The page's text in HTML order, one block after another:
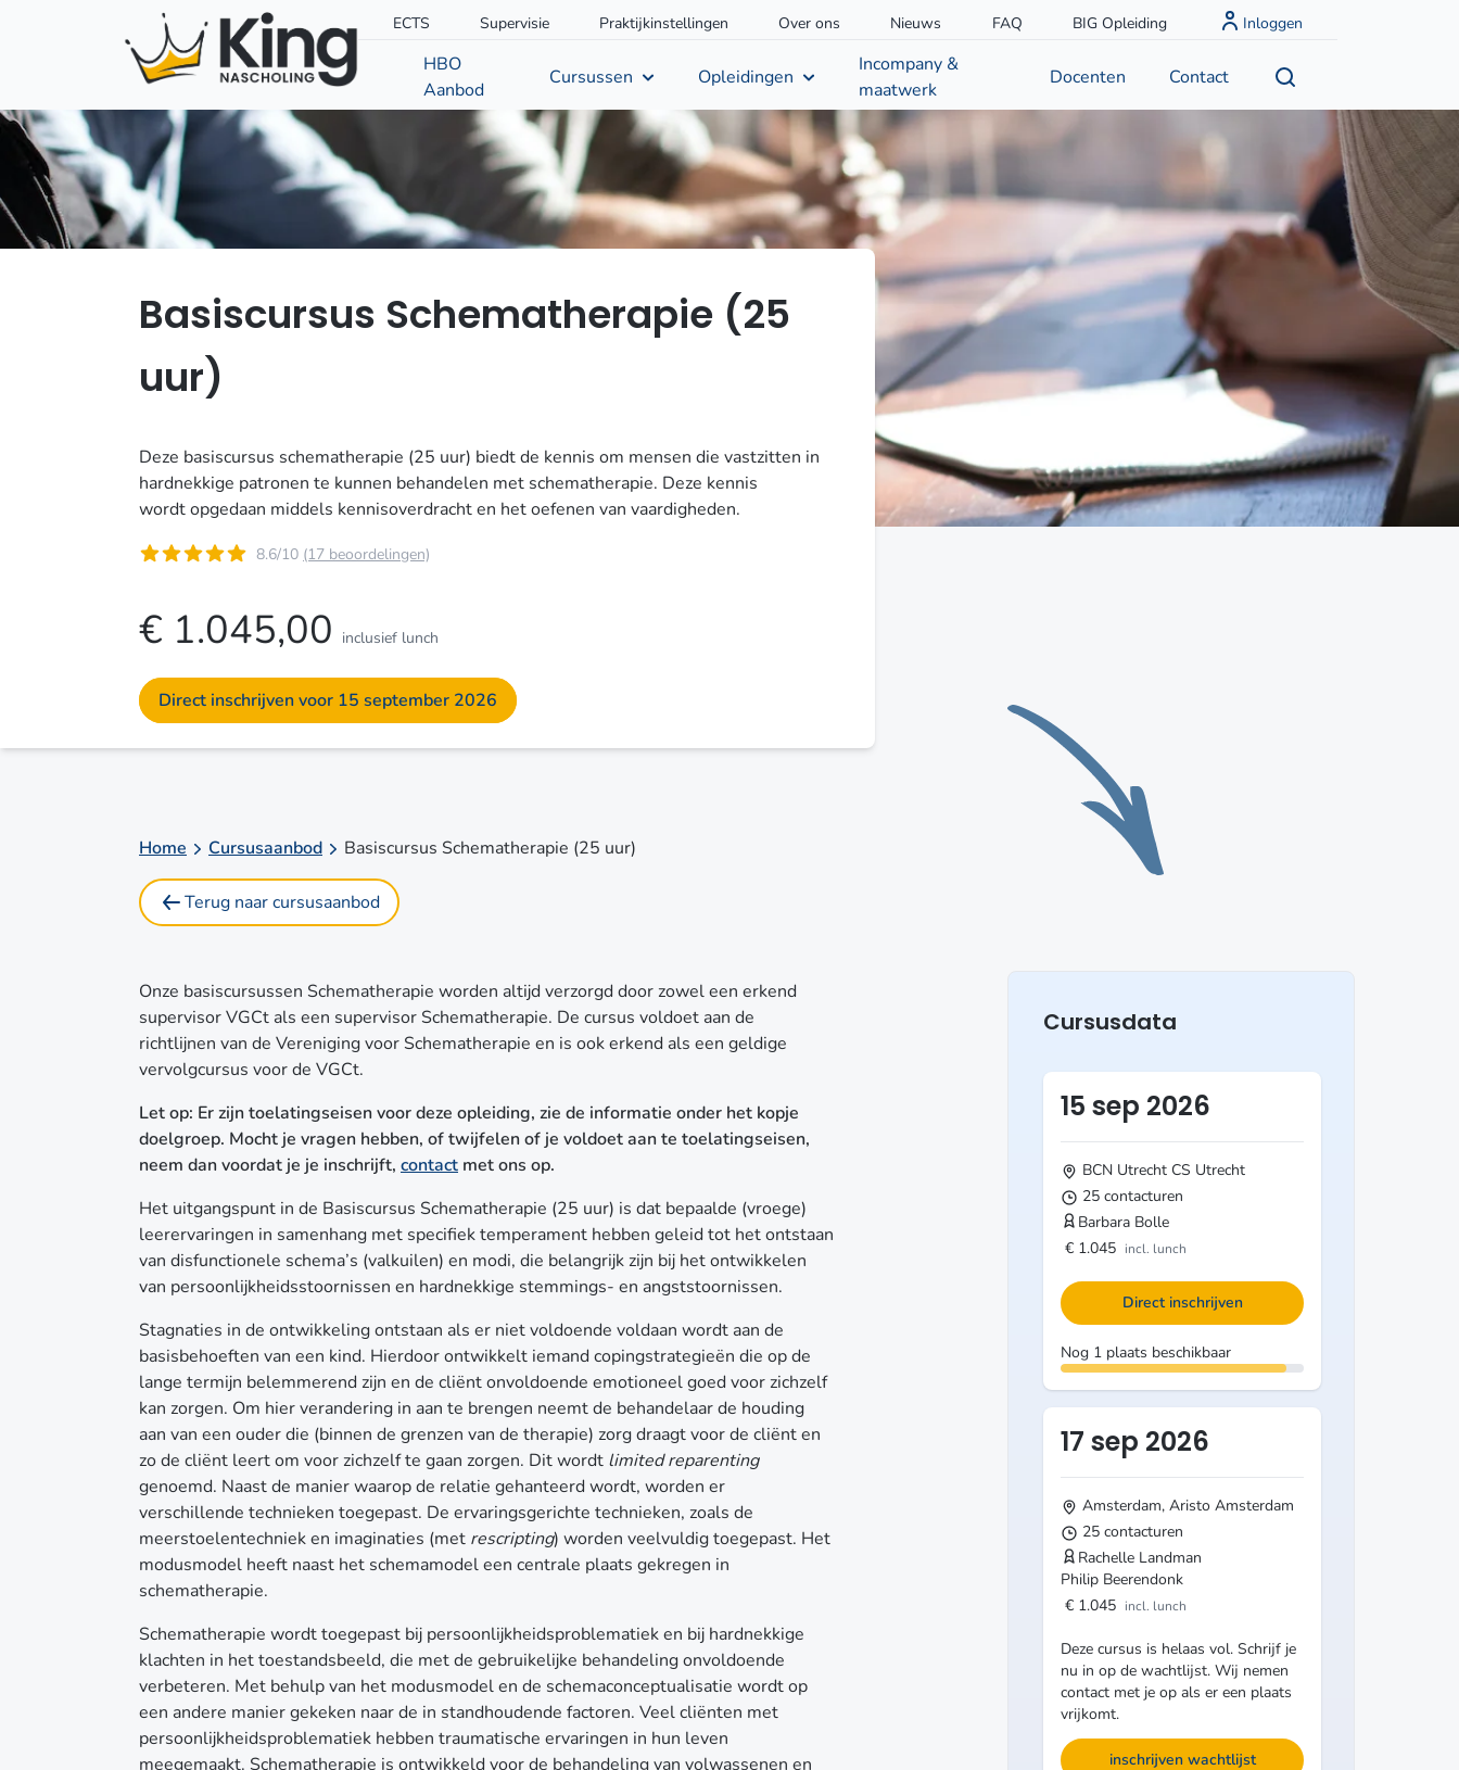
ECTS Supervisie Praktijkinstellingen Over ons Nieuws FAQ BIG Opleiding Inloggen
HBO
Aanbod
Cursussen Opleidingen
Incompany &
maatwerk
Docenten Contact
Basiscursus Schematherapie (25
uur)
Deze basiscursus schematherapie (25 uur) biedt de kennis om mensen die vastzitten in
hardnekkige patronen te kunnen behandelen met schematherapie. Deze kennis
wordt opgedaan middels kennisoverdracht en het oefenen van vaardigheden.
8.6/10 (17 beoordelingen)
€ 1.045,00 inclusief lunch
Direct inschrijven voor 15 september 2026
Home Cursusaanbod Basiscursus Schematherapie (25 uur)
Terug naar cursusaanbod
Onze basiscursussen Schematherapie worden altijd verzorgd door zowel een erkend
supervisor VGCt als een supervisor Schematherapie. De cursus voldoet aan de
richtlijnen van de Vereniging voor Schematherapie en is ook erkend als een geldige
vervolgcursus voor de VGCt.
Let op: Er zijn toelatingseisen voor deze opleiding, zie de informatie onder het kopje
doelgroep. Mocht je vragen hebben, of twijfelen of je voldoet aan te toelatingseisen,
neem dan voordat je je inschrijft, contact met ons op.
Het uitgangspunt in de Basiscursus Schematherapie (25 uur) is dat bepaalde (vroege)
leerervaringen in samenhang met specifiek temperament hebben geleid tot het ontstaan
van disfunctionele schema’s (valkuilen) en modi, die belangrijk zijn bij het ontwikkelen
van persoonlijkheidsstoornissen en hardnekkige stemmings- en angststoornissen.
Stagnaties in de ontwikkeling ontstaan als er niet voldoende voldaan wordt aan de
basisbehoeften van een kind. Hierdoor ontwikkelt iemand copingstrategieën die op de
lange termijn belemmerend zijn en de cliënt onvoldoende emotioneel goed voor zichzelf
kan zorgen. Om hier verandering in aan te brengen neemt de behandelaar de houding
aan van een ouder die (binnen de grenzen van de therapie) zorg draagt voor de cliënt en
zo de cliënt leert om voor zichzelf te gaan zorgen. Dit wordt limited reparenting
genoemd. Naast de manier waarop de relatie gehanteerd wordt, worden er
verschillende technieken toegepast. De ervaringsgerichte technieken, zoals de
meerstoelentechniek en imaginaties (met rescripting) worden veelvuldig toegepast. Het
modusmodel heeft naast het schemamodel een centrale plaats gekregen in
schematherapie.
Schematherapie wordt toegepast bij persoonlijkheidsproblematiek en bij hardnekkige
klachten in het toestandsbeeld, die met de gebruikelijke behandeling onvoldoende
verbeteren. Met behulp van het modusmodel en de schemaconceptualisatie wordt op
een andere manier gekeken naar de in standhoudende factoren. Veel cliënten met
persoonlijkheidsproblematiek hebben traumatische ervaringen in hun leven
meegemaakt. Schematherapie is ontwikkeld voor de behandeling van volwassenen en
Cursusdata
15 sep 2026
BCN Utrecht CS Utrecht
25 contacturen
Barbara Bolle
€ 1.045 incl. lunch
Direct inschrijven
Nog 1 plaats beschikbaar
17 sep 2026
Amsterdam, Aristo Amsterdam
25 contacturen
Rachelle Landman
Philip Beerendonk
€ 1.045 incl. lunch
Deze cursus is helaas vol. Schrijf je
nu in op de wachtlijst. Wij nemen
contact met je op als er een plaats
vrijkomt.
inschrijven wachtlijst